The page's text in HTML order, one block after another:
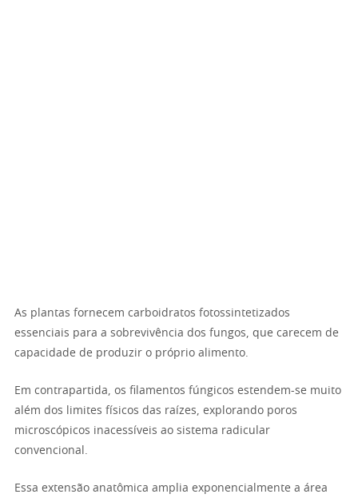
As plantas fornecem carboidratos fotossintetizados
essenciais para a sobrevivência dos fungos, que carecem de
capacidade de produzir o próprio alimento.
Em contrapartida, os filamentos fúngicos estendem-se muito
além dos limites físicos das raízes, explorando poros
microscópicos inacessíveis ao sistema radicular
convencional.
Essa extensão anatômica amplia exponencialmente a área